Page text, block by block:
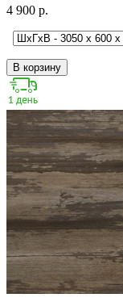
4 900 р.
В корзину